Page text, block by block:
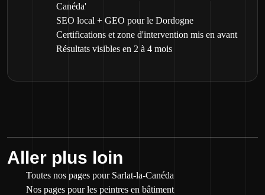
Canéda'
SEO local + GEO pour le Dordogne
Certifications et zone d'intervention mis en avant
Résultats visibles en 2 à 4 mois
Aller plus loin
Toutes nos pages pour Sarlat-la-Canéda
Nos pages pour les peintres en bâtiment